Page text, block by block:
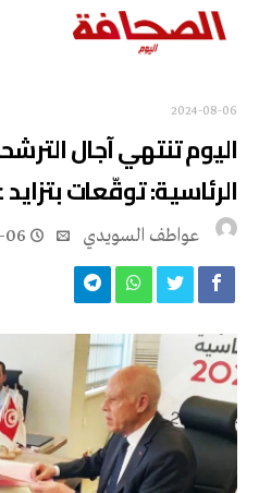
2024-08-06
اليوم تنتهي آجال
الرئاسية: توقّعات
عواطف‭ ‬السويدي 06